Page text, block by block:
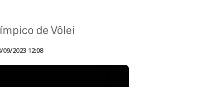
de Vôlei
09/2023 12:08